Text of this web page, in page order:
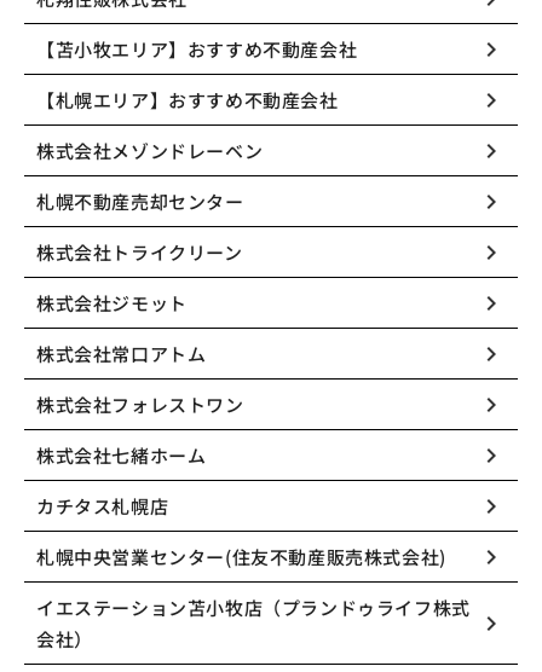
【苫小牧エリア】おすすめ不動産会社 keyboard_arrow_right
【札幌エリア】おすすめ不動産会社 keyboard_arrow_right
株式会社メゾンドレーベン keyboard_arrow_right
札幌不動産売却センター keyboard_arrow_right
株式会社トライクリーン keyboard_arrow_right
株式会社ジモット keyboard_arrow_right
株式会社常口アトム keyboard_arrow_right
株式会社フォレストワン keyboard_arrow_right
株式会社七緒ホーム keyboard_arrow_right
カチタス札幌店 keyboard_arrow_right
札幌中央営業センター(住友不動産販売株式会社) keyboard_arrow_right
イエステーション苫小牧店（プランドゥライフ株式
会社）
keyboard_arrow_right